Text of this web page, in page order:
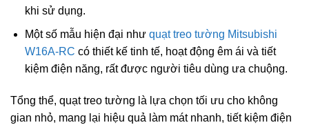
khi sử dụng.
Một số mẫu hiện đại như quạt treo tường Mitsubishi
W16A-RC có thiết kế tinh tế, hoạt động êm ái và tiết
kiệm điện năng, rất được người tiêu dùng ưa chuộng.
Tổng thể, quạt treo tường là lựa chọn tối ưu cho không
gian nhỏ, mang lại hiệu quả làm mát nhanh, tiết kiệm điện